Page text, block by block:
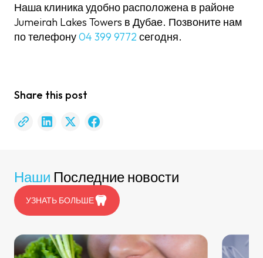
Наша клиника удобно расположена в районе
Jumeirah Lakes Towers в Дубае. Позвоните нам
по телефону04 399 9772 сегодня.
Share this post
Наши Последние новости
УЗНАТЬ БОЛЬШЕ